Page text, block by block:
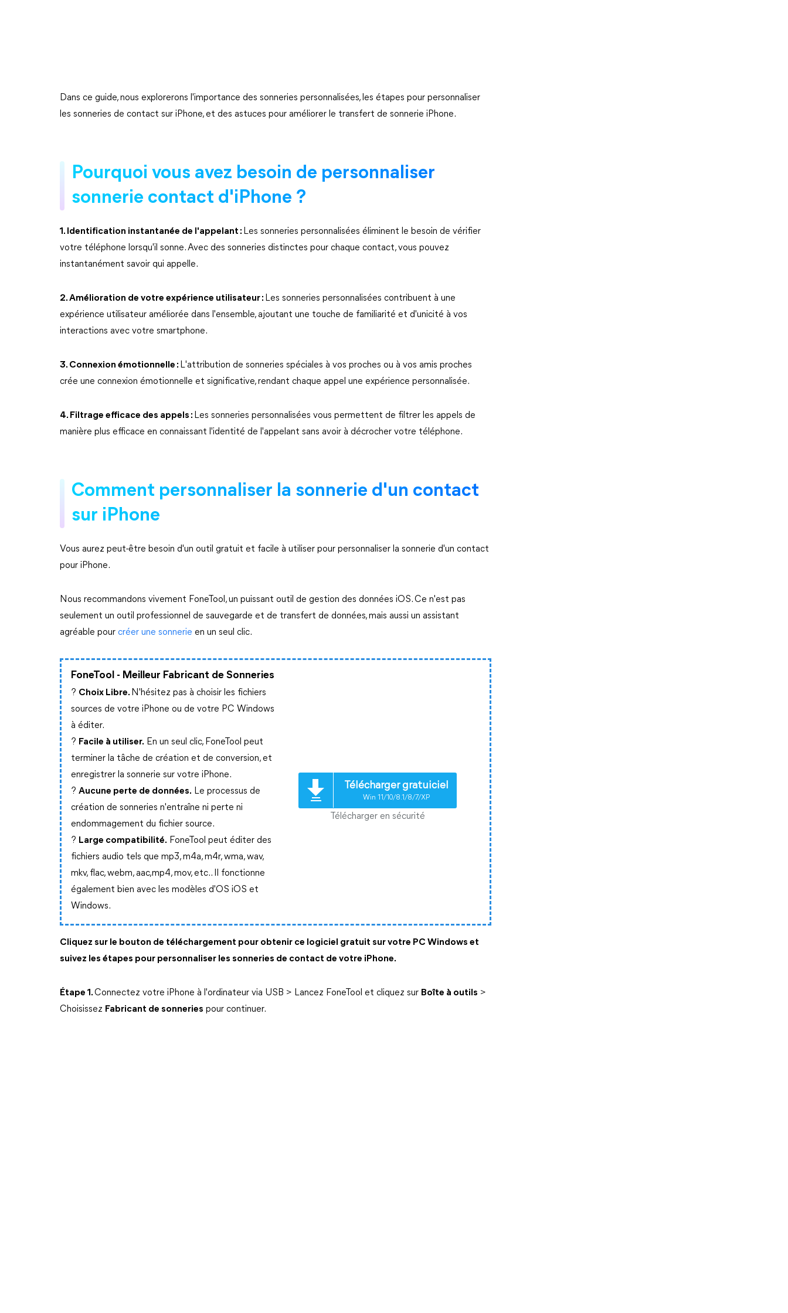
Dans ce guide, nous explorerons l'importance des sonneries personnalisées, les étapes pour personnaliser
les sonneries de contact sur iPhone, et des astuces pour améliorer le transfert de sonnerie iPhone.
Pourquoi vous avez besoin de personnaliser
sonnerie contact d'iPhone ?
1. Identification instantanée de l'appelant : Les sonneries personnalisées éliminent le besoin de vérifier
votre téléphone lorsqu'il sonne. Avec des sonneries distinctes pour chaque contact, vous pouvez
instantanément savoir qui appelle.
2. Amélioration de votre expérience utilisateur : Les sonneries personnalisées contribuent à une
expérience utilisateur améliorée dans l'ensemble, ajoutant une touche de familiarité et d'unicité à vos
interactions avec votre smartphone.
3. Connexion émotionnelle : L'attribution de sonneries spéciales à vos proches ou à vos amis proches
crée une connexion émotionnelle et significative, rendant chaque appel une expérience personnalisée.
4. Filtrage efficace des appels : Les sonneries personnalisées vous permettent de filtrer les appels de
manière plus efficace en connaissant l'identité de l'appelant sans avoir à décrocher votre téléphone.
Comment personnaliser la sonnerie d'un contact
sur iPhone
Vous aurez peut-être besoin d'un outil gratuit et facile à utiliser pour personnaliser la sonnerie d'un contact
pour iPhone.
Nous recommandons vivement FoneTool, un puissant outil de gestion des données iOS. Ce n'est pas
seulement un outil professionnel de sauvegarde et de transfert de données, mais aussi un assistant
agréable pour créer une sonnerie en un seul clic.
FoneTool - Meilleur Fabricant de Sonneries
? Choix Libre. N'hésitez pas à choisir les fichiers
sources de votre iPhone ou de votre PC Windows
à éditer.
? Facile à utiliser. En un seul clic, FoneTool peut
terminer la tâche de création et de conversion, et
enregistrer la sonnerie sur votre iPhone.
? Aucune perte de données. Le processus de
création de sonneries n'entraîne ni perte ni
endommagement du fichier source.
? Large compatibilité. FoneTool peut éditer des
fichiers audio tels que mp3, m4a, m4r, wma, wav,
mkv, flac, webm, aac,mp4, mov, etc.. Il fonctionne
également bien avec les modèles d'OS iOS et
Windows.
Télécharger gratuiciel
Win 11/10/8.1/8/7/XP
Télécharger en sécurité
Cliquez sur le bouton de téléchargement pour obtenir ce logiciel gratuit sur votre PC Windows et
suivez les étapes pour personnaliser les sonneries de contact de votre iPhone.
Étape 1.Connectez votre iPhone à l'ordinateur via USB > Lancez FoneTool et cliquez sur Boîte à outils >
Choisissez Fabricant de sonneries pour continuer.